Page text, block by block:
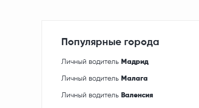
Популярные города
Личный водитель Мадрид
Личный водитель Малага
Личный водитель Валенсия